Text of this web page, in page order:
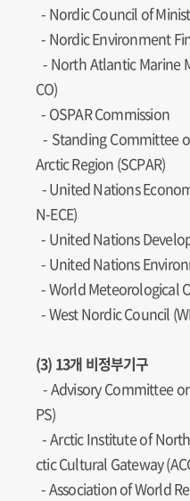
- Nordic Council of
- Nordic Environment
- North Atlantic Marine
CO)
- OSPAR Commission
- Standing Committee
Arctic Region (SCPAR)
-United Nations
N-ECE)
- United Nations
- United Nations
- World Meteorological
- West Nordic Council
(3) 13개 비정부기구
- Advisory Committee
PS)
- Arctic Institute of
ctic Cultural Gateway
- Association of World